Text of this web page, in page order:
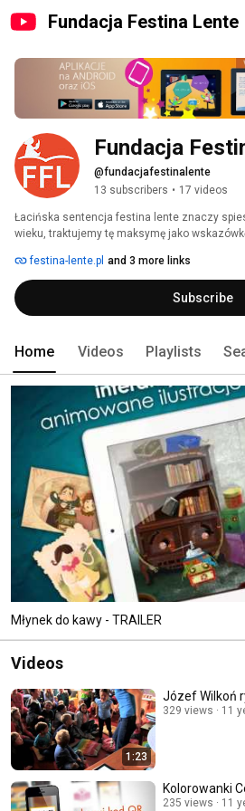
Fundacja Festina Lente
Fundacja
@fundacjafestinalente
13 subscribers • 17 videos
Łacińska sentencja festina lente znaczy
wieku, traktujemy tę maksymę jako
festina-lente.pl and 3 more links
Subscribe
Home Videos Playlists
Młynek do kawy - TRAILER
Videos
1:23
Józef Wilkoń
329 views 11
Kolorowanki
235 views 11